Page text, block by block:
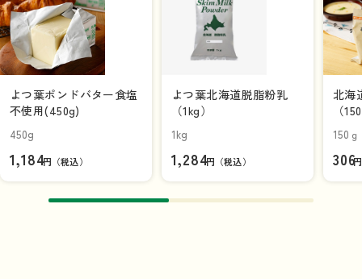
よつ葉ポンドバター食塩
不使用(450g)
450g
1,184円（税込）
よつ葉北海道脱脂粉乳
（1kg）
1kg
1,284円（税込）
北海
（
150ｇ
306